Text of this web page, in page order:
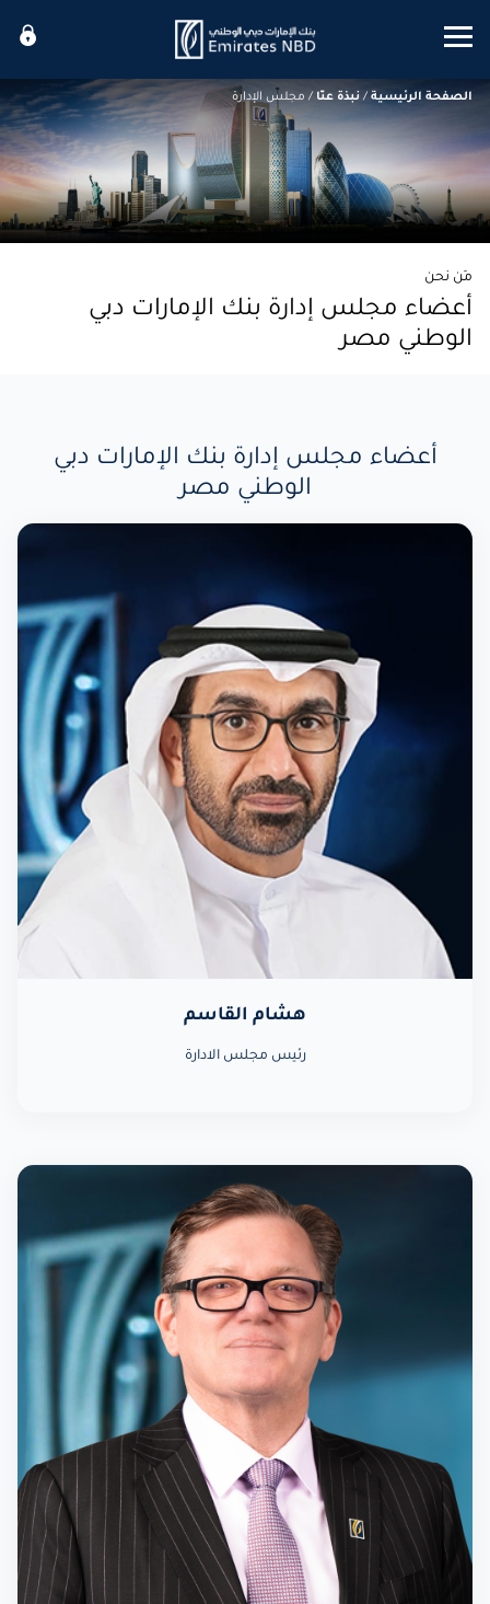
Mobile menu
الصفحة الرئيسية / نبذة عنّا / مجلس الإدارة
مَن نحن
أعضاء مجلس إدارة بنك الإمارات دبي
الوطني مصر
أعضاء مجلس إدارة بنك الإمارات دبي
الوطني مصر
هشام القاسم
رئيس مجلس الادارة